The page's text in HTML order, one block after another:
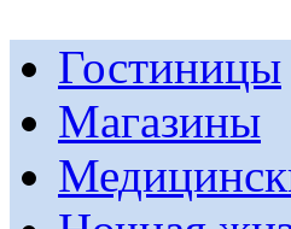
Гостиницы
Магазины